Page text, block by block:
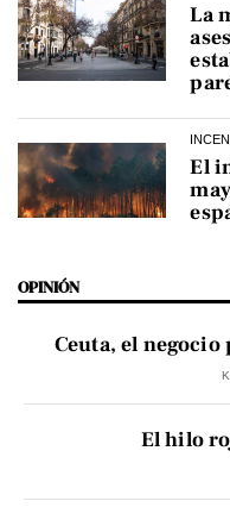
La
El
OPINIÓN
Ceuta, el
El hilo